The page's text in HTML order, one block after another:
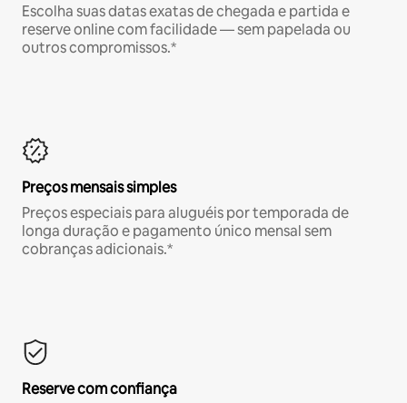
Escolha suas datas exatas de chegada e partida e
reserve online com facilidade — sem papelada ou
outros compromissos.*
Preços mensais simples
Preços especiais para aluguéis por temporada de
longa duração e pagamento único mensal sem
cobranças adicionais.*
Reserve com confiança